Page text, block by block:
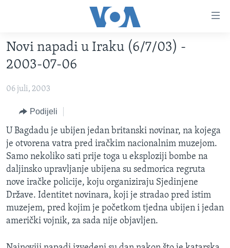
glavni
sadržaj
na
navigaciju
Idi
na
pretragu
TV PROGRAM
FOTOGRAFIJE DANA
VIJESTI
SJEDINJENE AMERIČKE DRŽAVE
BOSNA I HERCEGOVINA
SVIJET
NAUKA I TEHNOLOGIJA
SPECIJALNI PROJEKTI
KORUPCIJA
SLOBODA MEDIJA
ŽENSKA STRANA
IZBJEGLIČKA STRANA
Novi napadi u Iraku (6/7/03) -
2003-07-06
06 juli, 2003
Podijeli
U Bagdadu je ubijen jedan britanski novinar, na kojega
je otvorena vatra pred iračkim nacionalnim muzejom.
Samo nekoliko sati prije toga u eksploziji bombe na
daljinsko upravljanje ubijena su sedmorica regruta
nove iračke policije, koju organiziraju Sjedinjene
Države. Identitet novinara, koji je stradao pred istim
muzejem, pred kojim je početkom tjedna ubijen i jedan
američki vojnik, za sada nije objavljen.